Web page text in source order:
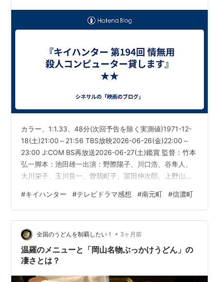
カラー、1:1.33、48分(次回予告を除く実測値)1971-12-
18(土)21:00～21:56 TBS放映2026-06-26(金)22:00～
23:00 J:COM BS再放送2026-06-27(土)鑑賞 監督：竹本
弘一脚本：池田雄一出演：野際陽子、川口浩、谷隼人、
大川栄子、玉川良一、曽我町子、冨田仲次郎、上野山功
団巌（インド人風の祈とう師）、麻生みつ子（コンピュ
ーターの声）、他（丹波哲郎と千葉真一は出演なし、川
口浩はキイハンターのアジト内のシーンのみの出演）
【あらすじ、ネタバレあり】暗黒街のボスの通称「社
長」ことマツシマ（冨田仲次…
#キイハンター #テレビドラマ感想 #南元町 #信濃町
全国のうどんを制覇したい！ • 3ヶ月前
温羅のメニューと「岡山名物ぶっかけうどん」の
凄さとは？